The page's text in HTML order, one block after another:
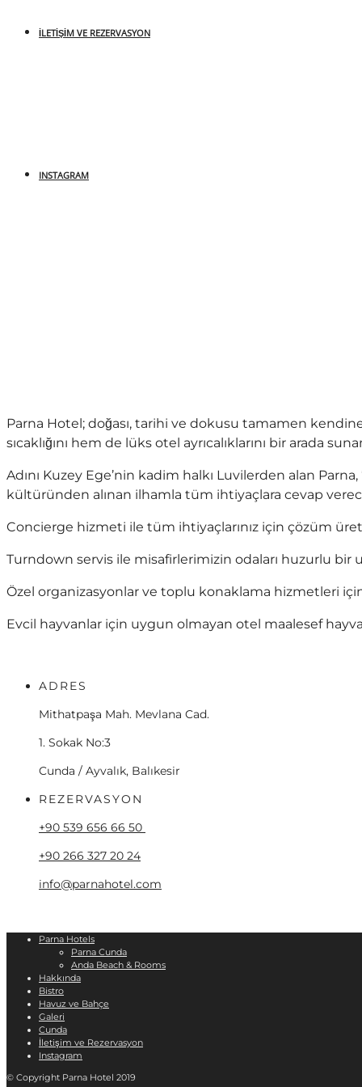
İLETIŞIM VE REZERVASYON
INSTAGRAM
Parna Hotel; doğası, tarihi ve dokusu tamamen
sıcaklığını hem de lüks otel ayrıcalıklarını bir arada
Adını Kuzey Ege’nin kadim halkı Luvilerden alan Parna,
kültüründen alınan ilhamla tüm ihtiyaçlara cevap
Concierge hizmeti ile tüm ihtiyaçlarınız için çözüm
Turndown servis ile misafirlerimizin odaları huzurlu bir
Özel organizasyonlar ve toplu konaklama hizmetleri
Evcil hayvanlar için uygun olmayan otel maalesef
ADRES
Mithatpaşa Mah. Mevlana Cad.
1. Sokak No:3
Cunda / Ayvalık, Balıkesir
REZERVASYON
+90 539 656 66 50
+90 266 327 20 24
info@parnahotel.com
Parna Hotels
Parna Cunda
Anda Beach & Rooms
Hakkında
Bistro
Havuz ve Bahçe
Galeri
Cunda
İletişim ve Rezervasyon
Instagram
© Copyright Parna Hotel 2019